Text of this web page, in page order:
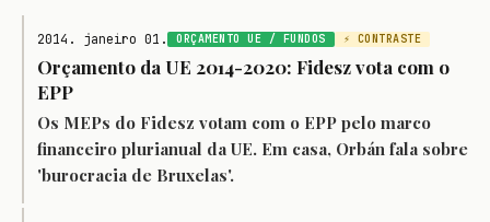
2014. janeiro 01. ORÇAMENTO UE / FUNDOS ⚡ CONTRASTE
Orçamento da UE 2014-2020: Fidesz vota com o
EPP
Os MEPs do Fidesz votam com o EPP pelo marco
financeiro plurianual da UE. Em casa, Orbán fala sobre
'burocracia de Bruxelas'.